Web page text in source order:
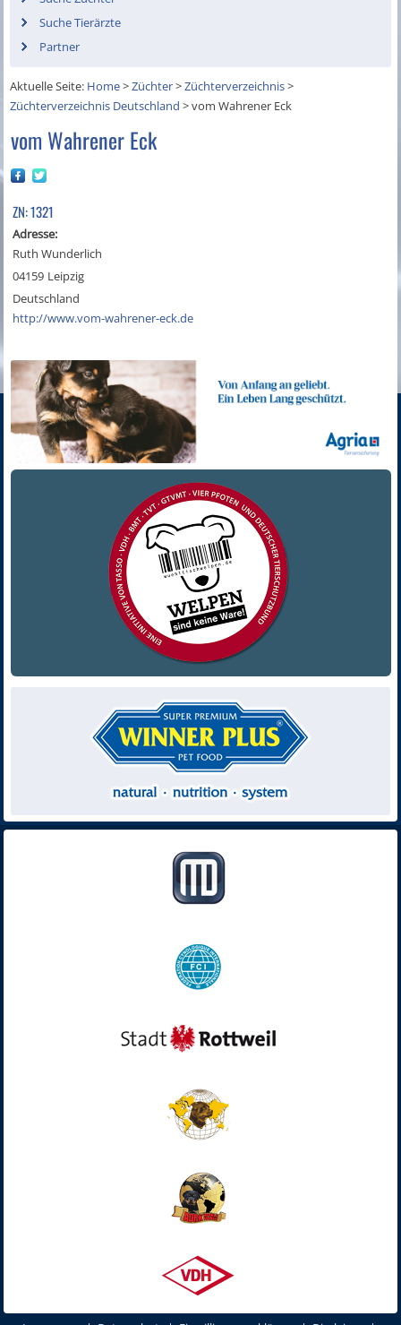
Suche Tierärzte
Partner
Aktuelle Seite: Home>Züchter>Züchterverzeichnis>
Züchterverzeichnis Deutschland >vom Wahrener Eck
vom Wahrener Eck
ZN: 1321
Adresse:
Ruth Wunderlich
04159 Leipzig
Deutschland
http://www.vom-wahrener-eck.de